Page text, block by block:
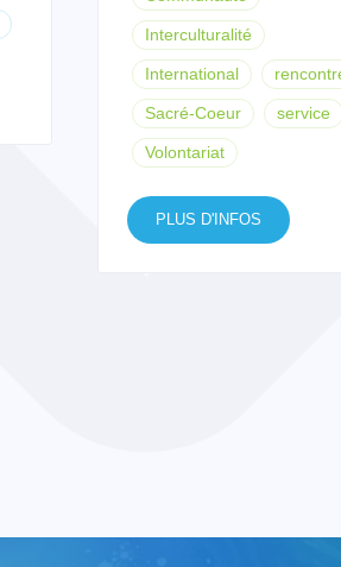
Interculturalité
International
Sacré-Coeur service
Volontariat
PLUS D'INFOS